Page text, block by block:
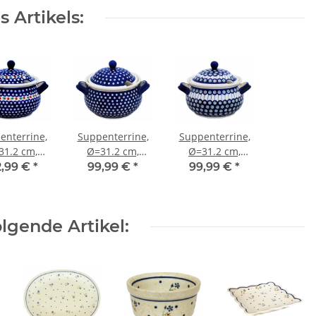
Artikels:
cm,
cm,
€ *
Suppenterrine,
Ø=31.2 cm,
H=22.90 cm,
99,99 € *
Suppenterrine,
Ø=31.2 cm,
H=22.90 cm,
99,99 € *
Artikel: